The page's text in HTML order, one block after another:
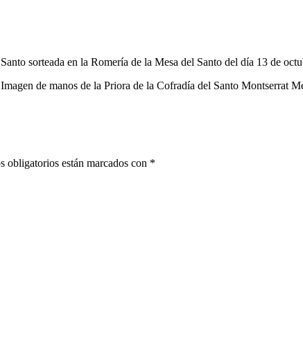
sorteada en la Romería de la Mesa del Santo del día 13 de
de manos de la Priora de la Cofradía del Santo Montserrat
obligatorios están marcados con *